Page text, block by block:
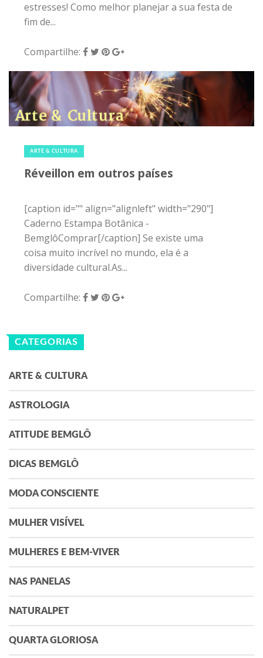
estresses! Como melhor planejar a sua festa de
fim de...
Compartilhe:
ARTE & CULTURA
Réveillon em outros países
[caption id="" align="alignleft" width="290"]
Caderno Estampa Botânica -
BemglôComprar[/caption] Se existe uma
coisa muito incrível no mundo, ela é a
diversidade cultural.As...
Compartilhe:
CATEGORIAS
ARTE & CULTURA
ASTROLOGIA
ATITUDE BEMGLÔ
DICAS BEMGLÔ
MODA CONSCIENTE
MULHER VISÍVEL
MULHERES E BEM-VIVER
NAS PANELAS
NATURALPET
QUARTA GLORIOSA